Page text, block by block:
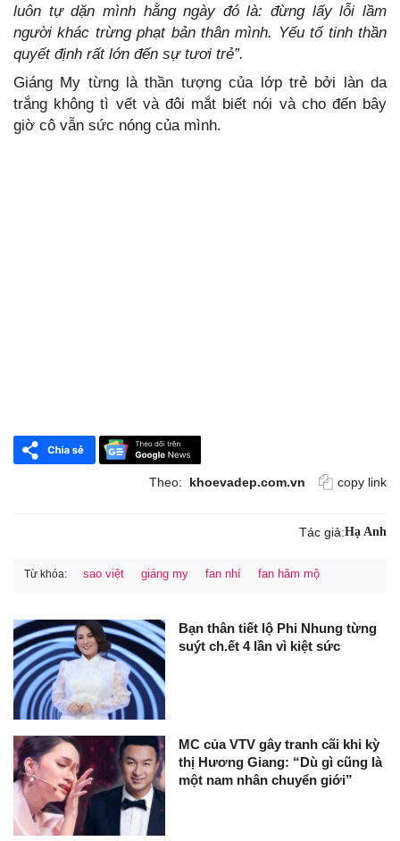
luôn tự dặn mình hằng ngày đó là: đừng lấy lỗi lầm
người khác trừng phạt bản thân mình. Yếu tố tinh thần
quyết định rất lớn đến sự tươi trẻ”.
Giáng My từng là thần tượng của lớp trẻ bởi làn da
trắng không tì vết và đôi mắt biết nói và cho đến bây
giờ cô vẫn sức nóng của mình.
Theo: khoevadep.com.vn copy link
Tác giả:Hạ Anh
Từ khóa: sao việt giáng my fan nhí fan hâm mộ
Bạn thân tiết lộ Phi Nhung từng
suýt ch.ết 4 lần vì kiệt sức
MC của VTV gây tranh cãi khi kỳ
thị Hương Giang: “Dù gì cũng là
một nam nhân chuyển giới”